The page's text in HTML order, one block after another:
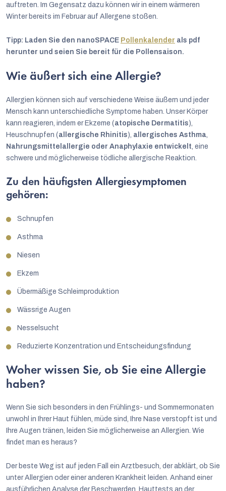
auftreten. Im Gegensatz dazu können wir in einem wärmeren
Winter bereits im Februar auf Allergene stoßen.
Tipp: Laden Sie den nanoSPACE Pollenkalender als pdf
herunter und seien Sie bereit für die Pollensaison.
Wie äußert sich eine Allergie?
Allergien können sich auf verschiedene Weise äußern und jeder
Mensch kann unterschiedliche Symptome haben. Unser Körper
kann reagieren, indem er Ekzeme (atopische Dermatitis),
Heuschnupfen (allergische Rhinitis), allergisches Asthma
Nahrungsmittelallergie oder Anaphylaxie entwickelt , eine
schwere und möglicherweise tödliche allergische Reaktion.
Zu den häufigsten Allergiesymptomen
gehören:
Schnupfen
Asthma
Niesen
Ekzem
Übermäßige Schleimproduktion
Wässrige Augen
Nesselsucht
Reduzierte Konzentration und Entscheidungsfindung
Woher wissen Sie, ob Sie eine Allergie
haben?
Wenn Sie sich besonders in den Frühlings- und Sommermonaten
unwohl in Ihrer Haut fühlen, müde sind, Ihre Nase verstopft ist und
Ihre Augen tränen, leiden Sie möglicherweise an Allergien. Wie
findet man es heraus?
Der beste Weg ist auf jeden Fall ein Arztbesuch, der abklärt, ob Sie
unter Allergien oder einer anderen Krankheit leiden. Anhand einer
ausführlichen Analyse der Beschwerden, Hauttests an der